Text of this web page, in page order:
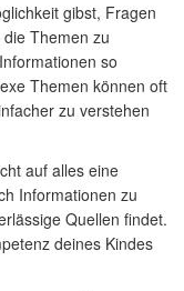
gibst, Fragen
Themen zu
so
Themen können oft
zu verstehen
auf alles eine
Informationen zu
Quellen findet.
deines Kindes